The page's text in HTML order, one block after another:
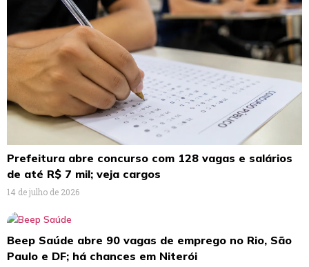
Prefeitura abre concurso com 128 vagas e salários
de até R$ 7 mil; veja cargos
14 de julho de 2026
Beep Saúde abre 90 vagas de emprego no Rio, São
Paulo e DF; há chances em Niterói